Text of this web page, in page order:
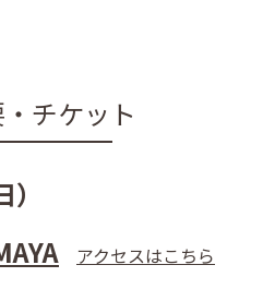
チケット
アクセスはこちら